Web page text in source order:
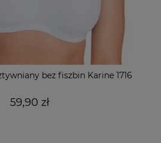
bez fiszbin Karine 1716
59,90 zł